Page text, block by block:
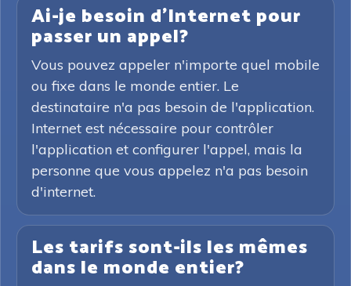
Ai-je besoin d'Internet pour
passer un appel?
Vous pouvez appeler n'importe quel mobile
ou fixe dans le monde entier. Le
destinataire n'a pas besoin de l'application.
Internet est nécessaire pour contrôler
l'application et configurer l'appel, mais la
personne que vous appelez n'a pas besoin
d'internet.
Les tarifs sont-ils les mêmes
dans le monde entier?